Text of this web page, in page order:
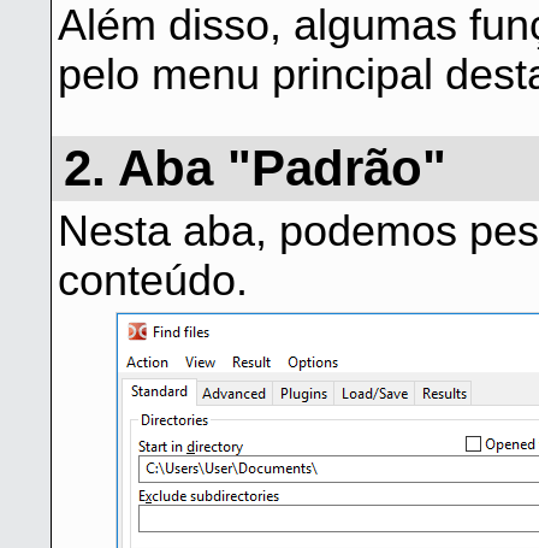
Além disso, algumas
pelo menu principal
2. Aba "Padrão"
Nesta aba, podemos
conteúdo.